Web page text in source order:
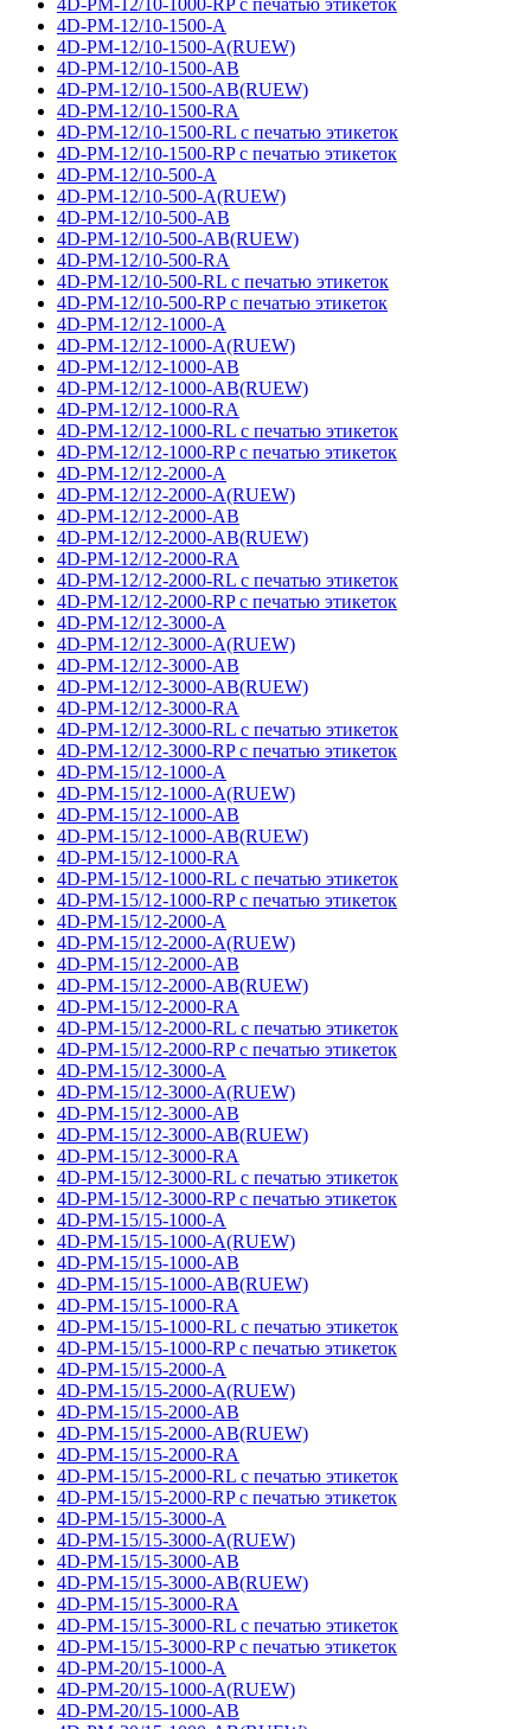
4D-PM-12/10-1000-RP с печатью этикеток
4D-PM-12/10-1500-A
4D-PM-12/10-1500-A(RUEW)
4D-PM-12/10-1500-AB
4D-PM-12/10-1500-AB(RUEW)
4D-PM-12/10-1500-RA
4D-PM-12/10-1500-RL с печатью этикеток
4D-PM-12/10-1500-RP с печатью этикеток
4D-PM-12/10-500-A
4D-PM-12/10-500-A(RUEW)
4D-PM-12/10-500-AB
4D-PM-12/10-500-AB(RUEW)
4D-PM-12/10-500-RA
4D-PM-12/10-500-RL с печатью этикеток
4D-PM-12/10-500-RP с печатью этикеток
4D-PM-12/12-1000-A
4D-PM-12/12-1000-A(RUEW)
4D-PM-12/12-1000-AB
4D-PM-12/12-1000-AB(RUEW)
4D-PM-12/12-1000-RA
4D-PM-12/12-1000-RL с печатью этикеток
4D-PM-12/12-1000-RP с печатью этикеток
4D-PM-12/12-2000-A
4D-PM-12/12-2000-A(RUEW)
4D-PM-12/12-2000-AB
4D-PM-12/12-2000-AB(RUEW)
4D-PM-12/12-2000-RA
4D-PM-12/12-2000-RL с печатью этикеток
4D-PM-12/12-2000-RP с печатью этикеток
4D-PM-12/12-3000-A
4D-PM-12/12-3000-A(RUEW)
4D-PM-12/12-3000-AB
4D-PM-12/12-3000-AB(RUEW)
4D-PM-12/12-3000-RA
4D-PM-12/12-3000-RL с печатью этикеток
4D-PM-12/12-3000-RP с печатью этикеток
4D-PM-15/12-1000-A
4D-PM-15/12-1000-A(RUEW)
4D-PM-15/12-1000-AB
4D-PM-15/12-1000-AB(RUEW)
4D-PM-15/12-1000-RA
4D-PM-15/12-1000-RL с печатью этикеток
4D-PM-15/12-1000-RP с печатью этикеток
4D-PM-15/12-2000-A
4D-PM-15/12-2000-A(RUEW)
4D-PM-15/12-2000-AB
4D-PM-15/12-2000-AB(RUEW)
4D-PM-15/12-2000-RA
4D-PM-15/12-2000-RL с печатью этикеток
4D-PM-15/12-2000-RP с печатью этикеток
4D-PM-15/12-3000-A
4D-PM-15/12-3000-A(RUEW)
4D-PM-15/12-3000-AB
4D-PM-15/12-3000-AB(RUEW)
4D-PM-15/12-3000-RA
4D-PM-15/12-3000-RL с печатью этикеток
4D-PM-15/12-3000-RP с печатью этикеток
4D-PM-15/15-1000-A
4D-PM-15/15-1000-A(RUEW)
4D-PM-15/15-1000-AB
4D-PM-15/15-1000-AB(RUEW)
4D-PM-15/15-1000-RA
4D-PM-15/15-1000-RL с печатью этикеток
4D-PM-15/15-1000-RP с печатью этикеток
4D-PM-15/15-2000-A
4D-PM-15/15-2000-A(RUEW)
4D-PM-15/15-2000-AB
4D-PM-15/15-2000-AB(RUEW)
4D-PM-15/15-2000-RA
4D-PM-15/15-2000-RL с печатью этикеток
4D-PM-15/15-2000-RP с печатью этикеток
4D-PM-15/15-3000-A
4D-PM-15/15-3000-A(RUEW)
4D-PM-15/15-3000-AB
4D-PM-15/15-3000-AB(RUEW)
4D-PM-15/15-3000-RA
4D-PM-15/15-3000-RL с печатью этикеток
4D-PM-15/15-3000-RP с печатью этикеток
4D-PM-20/15-1000-A
4D-PM-20/15-1000-A(RUEW)
4D-PM-20/15-1000-AB